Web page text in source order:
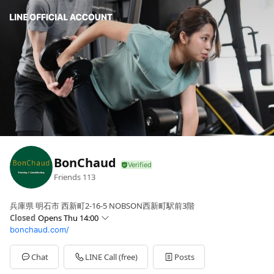
BonChaud
Friends 113
兵庫県 明石市 西新町2-16-5 NOBSON西新町駅前3階
Closed Opens Thu 14:00
Sun13:00 - 17:00
Mon10:00 - 20:00
Tue10:00 - 20:00
Wed10:00 - 20:00
bonchaud.com/
Chat LINE Call (free) Posts